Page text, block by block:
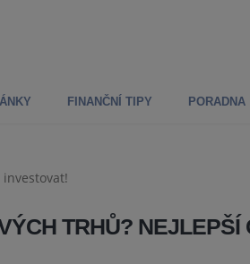
FINANČNÍ TIPY PORADNA
TRHŮ? NEJLEPŠÍ